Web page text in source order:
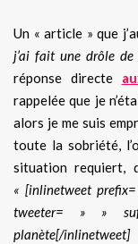
Un « article » que
j’ai fait une drôle
réponse directe
rappelée que je
alors je me suis
toute la sobriété,
situation requiert,
« [inlinetweet
tweeter= » »
planète[/